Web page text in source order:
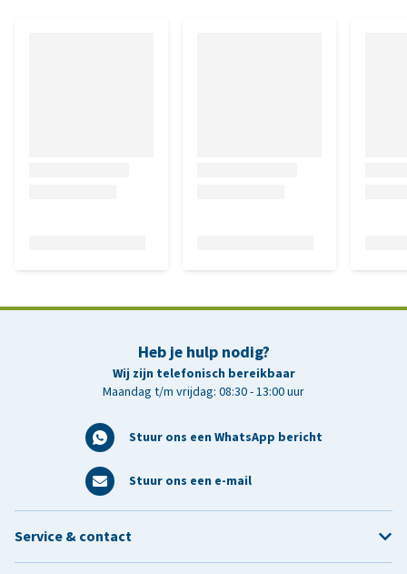
Heb je hulp nodig?
Wij zijn telefonisch bereikbaar
Maandag t/m vrijdag: 08:30 - 13:00 uur
Stuur ons een WhatsApp bericht
Stuur ons een e-mail
Service & contact